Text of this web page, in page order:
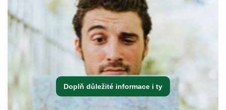
Doplň důležité informace i ty